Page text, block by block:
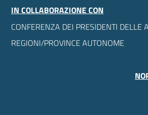
IN COLLABORAZIONE CON
CONFERENZA DEI PRESIDENTI DELLE
REGIONI/PROVINCE AUTONOME